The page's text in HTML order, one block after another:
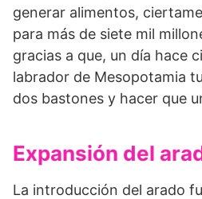
generar alimentos,
para más de siete mil
gracias a que, un día hace
labrador de Mesopotamia
dos bastones y hacer que
Expansión del
La introducción del arado